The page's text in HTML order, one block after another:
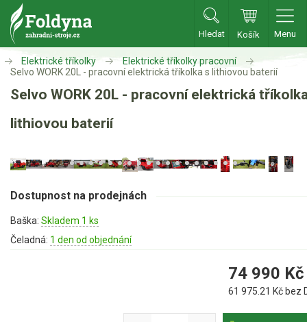
Hledat Košík Menu
Zahradní traktory
Zahradní traktory
Zahradní ridery
Příslušenství
Sekačky
Benzínové sekačky
Elektrické tříkolky
Elektrické tříkolky pracovní
Selvo WORK 20L - pracovní elektrická tříkolka s lithiovou baterií
Selvo WORK 20L - pracovní elektrická
lithiovou baterií
Dostupnost na prodejnách
Baška: Skladem 1 ks
Čeladná: 1 den od objednání
74 990 Kč
61 975.21 Kč bez